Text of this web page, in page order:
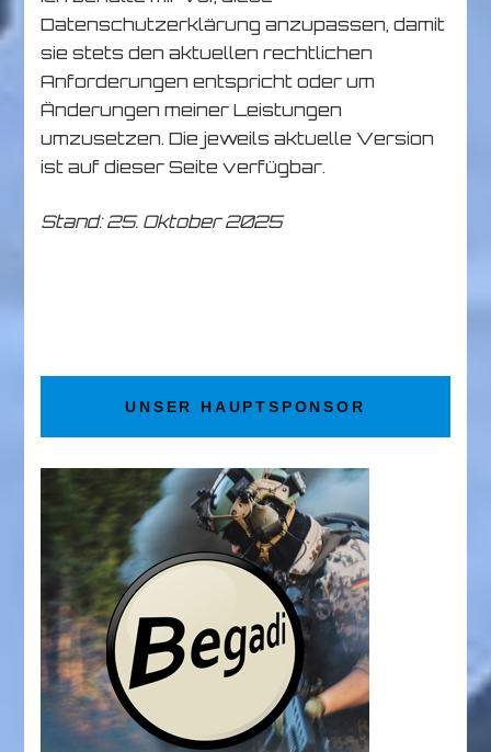
Datenschutzerklärung anzupassen, damit
sie stets den aktuellen rechtlichen
Anforderungen entspricht oder um
Änderungen meiner Leistungen
umzusetzen. Die jeweils aktuelle Version
ist auf dieser Seite verfügbar.
Stand: 25. Oktober 2025
UNSER HAUPTSPONSOR